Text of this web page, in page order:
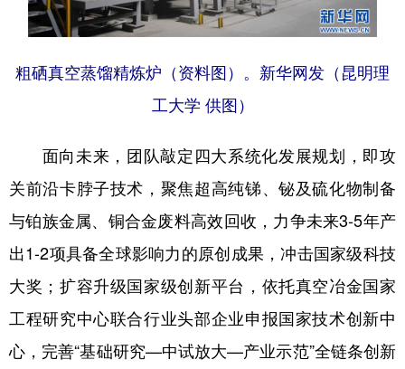
粗硒真空蒸馏精炼炉（资料图）。新华网发（昆明理
工大学 供图）
面向未来，团队敲定四大系统化发展规划，即攻
关前沿卡脖子技术，聚焦超高纯锑、铋及硫化物制备
与铂族金属、铜合金废料高效回收，力争未来3-5年产
出1-2项具备全球影响力的原创成果，冲击国家级科技
大奖；扩容升级国家级创新平台，依托真空冶金国家
工程研究中心联合行业头部企业申报国家技术创新中
心，完善“基础研究—中试放大—产业示范”全链条创新